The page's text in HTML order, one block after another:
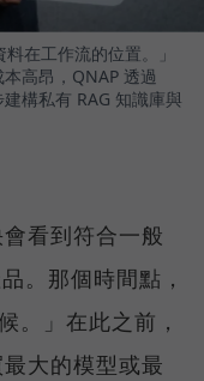
在工作流的位置。」
高昂，QNAP 透過
構私有 RAG 知識庫與
看到符合一般
。那個時間點，
。」在此之前，
大的模型或最